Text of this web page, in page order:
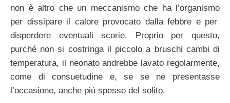
non è altro che un meccanismo che ha l’organismo
per dissipare il calore provocato dalla febbre e per
disperdere eventuali scorie. Proprio per questo,
purché non si costringa il piccolo a bruschi cambi di
temperatura, il neonato andrebbe lavato regolarmente,
come di consuetudine e, se se ne presentasse
l’occasione, anche più spesso del solito.